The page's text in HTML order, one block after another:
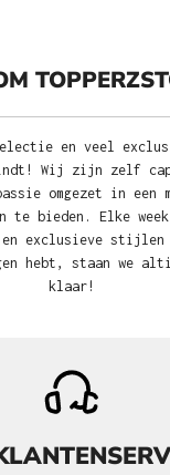
en veel
Wij zijn zelf cap-
omgezet in een
te bieden. Elke
en exclusieve stijlen
hebt, staan we
klaar!